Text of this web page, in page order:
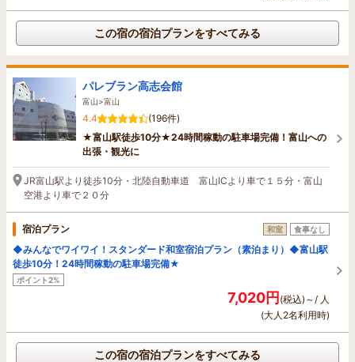
この宿の宿泊プランをすべてみる
パレブラン高志会館
富山>富山
4.4
(196件)
★富山駅徒歩10分★24時間稼動の駐車場完備！富山への
出張・観光に
JR富山駅より徒歩10分・北陸自動車道 富山ICより車で１５分・富山
空港より車で２０分
宿泊プラン 和室 食事なし
◆みんなでワイワイ！スタンダード和室宿泊プラン（素泊まり）◆富山駅
徒歩10分！24時間稼動の駐車場完備★
ポイント2%
7,020円(税込)～/ 人
(大人2名利用時)
この宿の宿泊プランをすべてみる